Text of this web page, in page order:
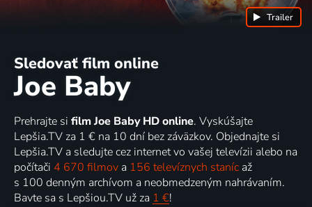
Sledovať film online
Joe Baby
Trailer
Prehrajte si film Joe Baby HD online. Vyskúšajte
Lepšia.TV za 1 € na 10 dní bez záväzkov. Objednajte si
Lepšia.TV a sledujte cez internet vo vašej televízii alebo na
počítači 4 670 filmov a 156 televíznych staníc až
s 100 denným archívom a neobmedzeným nahrávaním.
Bavte sa s Lepšiou.TV už za 1 €!